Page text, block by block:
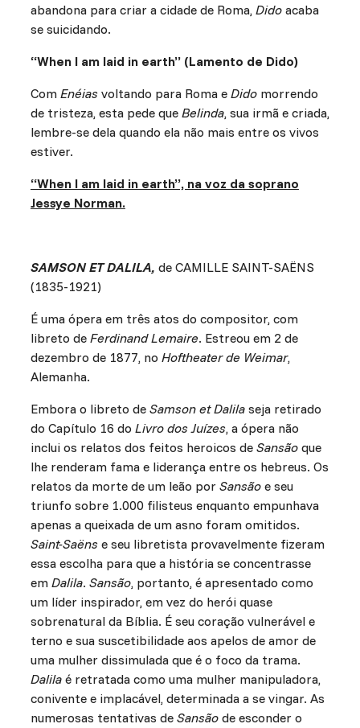
abandona para criar a cidade de Roma, Didoacaba
se suicidando.
“When I am laid in earth” (Lamento de Dido)
Com Enéiasvoltando para Roma e Didomorrendo
de tristeza, esta pede que Belinda, sua irmã e criada,
lembre-se dela quando ela não mais entre os vivos
estiver.
“When I am laid in earth”, na voz da soprano
Jessye Norman.
SAMSON ET DALILA, de CAMILLE SAINT-SAËNS
(1835-1921)
É uma ópera em três atos do compositor, com
libreto de Ferdinand Lemaire. Estreou em 2 de
dezembro de 1877, no Hoftheater de Weimar,
Alemanha.
Embora o libreto de Samson et Dalilaseja retirado
do Capítulo 16 do Livro dos Juízes, a ópera não
inclui os relatos dos feitos heroicos de Sansãoque
lhe renderam fama e liderança entre os hebreus. Os
relatos da morte de um leão por Sansãoe seu
triunfo sobre 1.000 filisteus enquanto empunhava
apenas a queixada de um asno foram omitidos.
Saint-Saënse seu libretista provavelmente fizeram
essa escolha para que a história se concentrasse
em Dalila. Sansão, portanto, é apresentado como
um líder inspirador, em vez do herói quase
sobrenatural da Bíblia. É seu coração vulnerável e
terno e sua suscetibilidade aos apelos de amor de
uma mulher dissimulada que é o foco da trama.
Dalilaé retratada como uma mulher manipuladora,
conivente e implacável, determinada a se vingar. As
numerosas tentativas de Sansãode esconder o